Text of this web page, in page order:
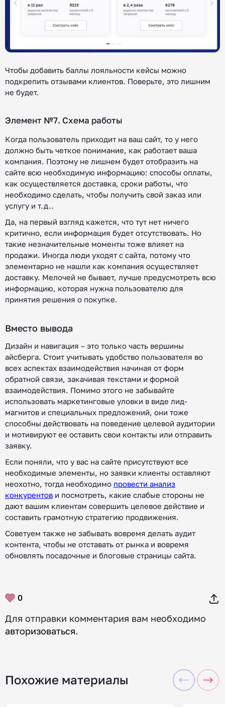
Чтобы добавить баллы лояльности кейсы можно
подкрепить отзывами клиентов. Поверьте, это лишним
не будет.
Элемент №7. Схема работы
Когда пользователь приходит на ваш сайт, то у него
должно быть четкое понимание, как работает ваша
компания. Поэтому не лишнем будет отобразить на
сайте всю необходимую информацию: способы оплаты,
как осуществляется доставка, сроки работы, что
необходимо сделать, чтобы получить свой заказ или
услугу и т.д..
Да, на первый взгляд кажется, что тут нет ничего
критично, если информация будет отсутствовать. Но
такие незначительные моменты тоже влияет на
продажи. Иногда люди уходят с сайта, потому что
элементарно не нашли как компания осуществляет
доставку. Мелочей не бывает, лучше предусмотреть всю
информацию, которая нужна пользователю для
принятия решения о покупке.
Вместо вывода
Дизайн и навигация – это только часть вершины
айсберга. Стоит учитывать удобство пользователя во
всех аспектах взаимодействия начиная от форм
обратной связи, закачивая текстами и формой
взаимодействия. Помимо этого не забывайте
использовать маркетинговые уловки в виде лид-
магнитов и специальных предложений, они тоже
способны действовать на поведение целевой аудитории
и мотивируют ее оставить свои контакты или отправить
заявку.
Если поняли, что у вас на сайте присутствуют все
необходимые элементы, но заявки клиенты оставляют
неохотно, тогда необходимо провести анализ
конкурентов и посмотреть, какие слабые стороны не
дают вашим клиентам совершить целевое действие и
составить грамотную стратегию продвижения.
Советуем также не забывать вовремя делать аудит
контента, чтобы не отставать от рынка и вовремя
обновлять посадочные и блоговые страницы сайта.
0
Для отправки комментария вам необходимо
авторизоваться.
Похожие материалы